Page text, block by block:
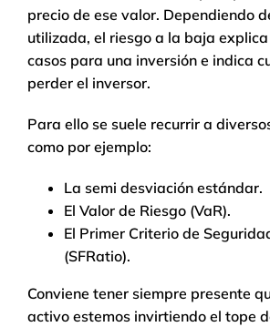
precio de ese valor. Dependiendo
utilizada, el riesgo a la baja
casos para una inversión e indica
perder el inversor.
Para ello se suele recurrir a
como por ejemplo:
La semi desviación estándar.
El Valor de Riesgo (VaR).
El Primer Criterio de
(SFRatio).
Conviene tener siempre presente
activo estemos invirtiendo el tope